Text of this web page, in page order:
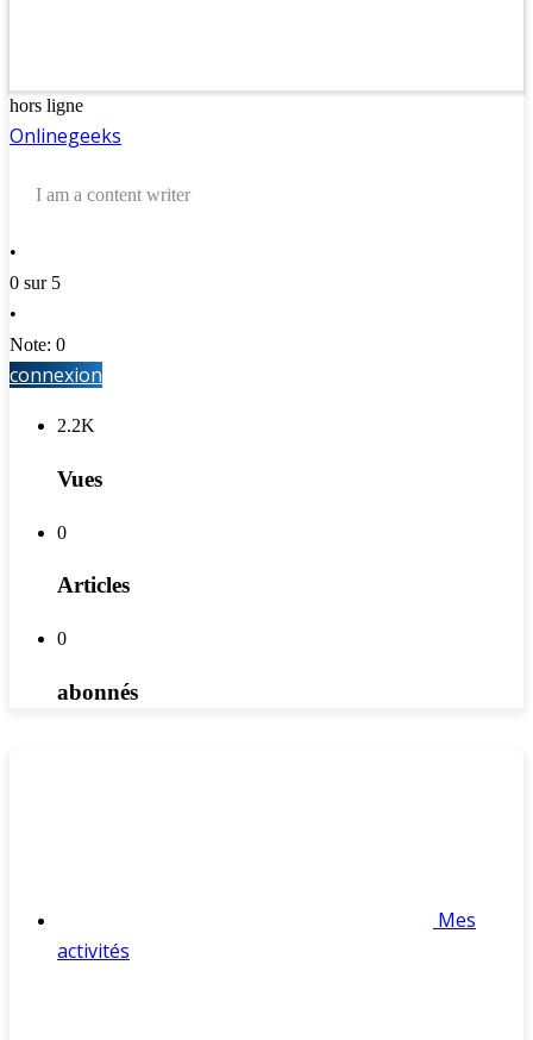
hors ligne
Onlinegeeks
I am a content writer
•
0 sur 5
•
Note: 0
connexion
2.2K
Vues
0
Articles
0
abonnés
Mes
activités